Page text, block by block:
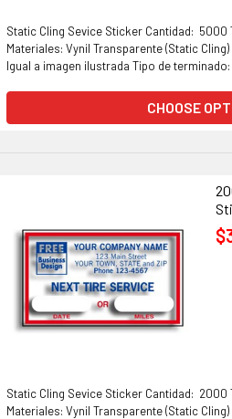
Static Cling Sevice Sticker Cantidad: 5000
Materiales: Vynil Transparente (Static
Igual a imagen ilustrada Tipo de
CHOOSE
Static Cling Sevice Sticker Cantidad: 2000
Materiales: Vynil Transparente (Static